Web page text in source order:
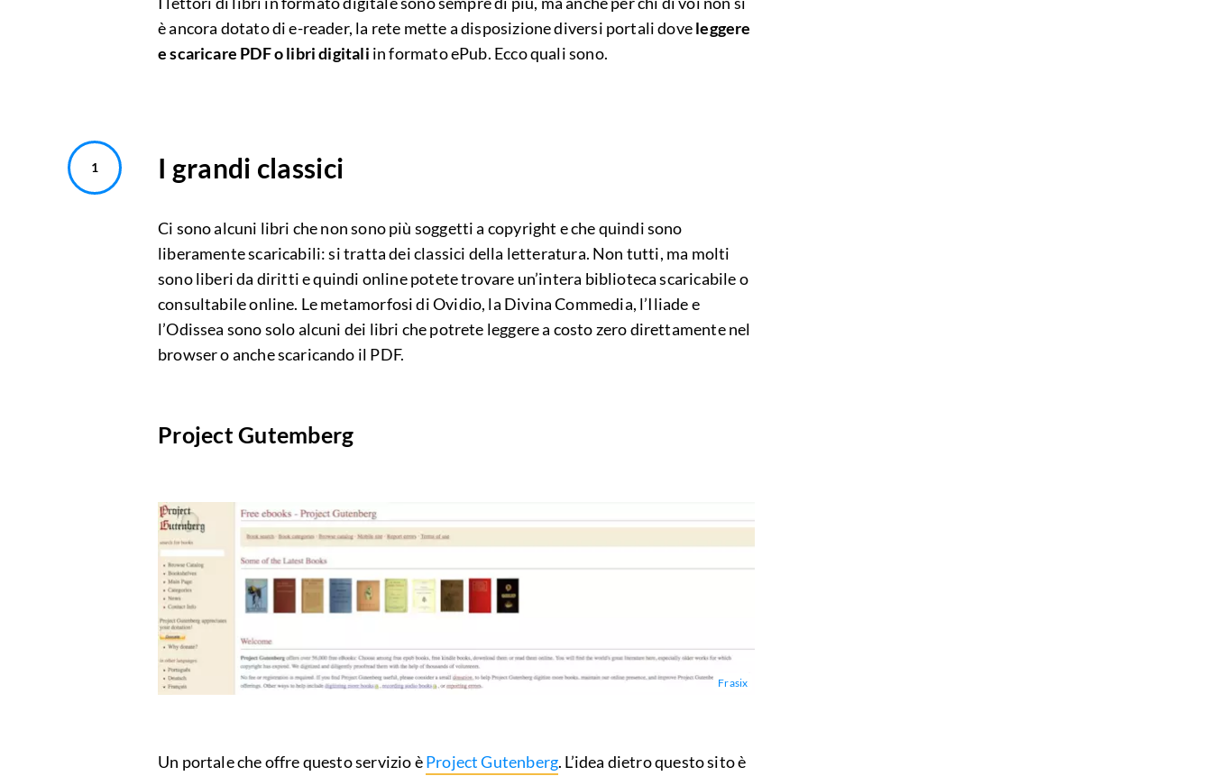
è ancora dotato di e-reader, la rete mette a disposizione diversi portali doveleggere
e scaricare PDF o libri digitali in formato ePub. Ecco quali sono.
I grandi classici
Ci sono alcuni libri che non sono più soggetti a copyright e che quindi sono
liberamente scaricabili: si tratta dei classici della letteratura. Non tutti, ma molti
sono liberi da diritti e quindi online potete trovare un’intera biblioteca scaricabile o
consultabile online. Le metamorfosi di Ovidio, la Divina Commedia, l’Iliade e
l’Odissea sono solo alcuni dei libri che potrete leggere a costo zero direttamente nel
browser o anche scaricando il PDF.
Project Gutemberg
Frasix
Un portale che offre questo servizio èProject Gutenberg. L’idea dietro questo sito è